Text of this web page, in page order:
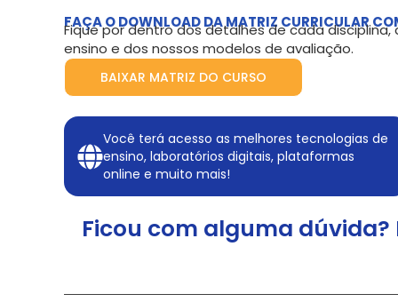
FAÇA O DOWNLOAD DA MATRIZ CURRICULAR
Fique por dentro dos detalhes de cada
ensino e dos nossos modelos de avaliação.
BAIXAR MATRIZ DO CURSO
Você terá acesso as melhores tecnologias de
ensino, laboratórios digitais, plataformas
online e muito mais!
Ficou com alguma dúvida?